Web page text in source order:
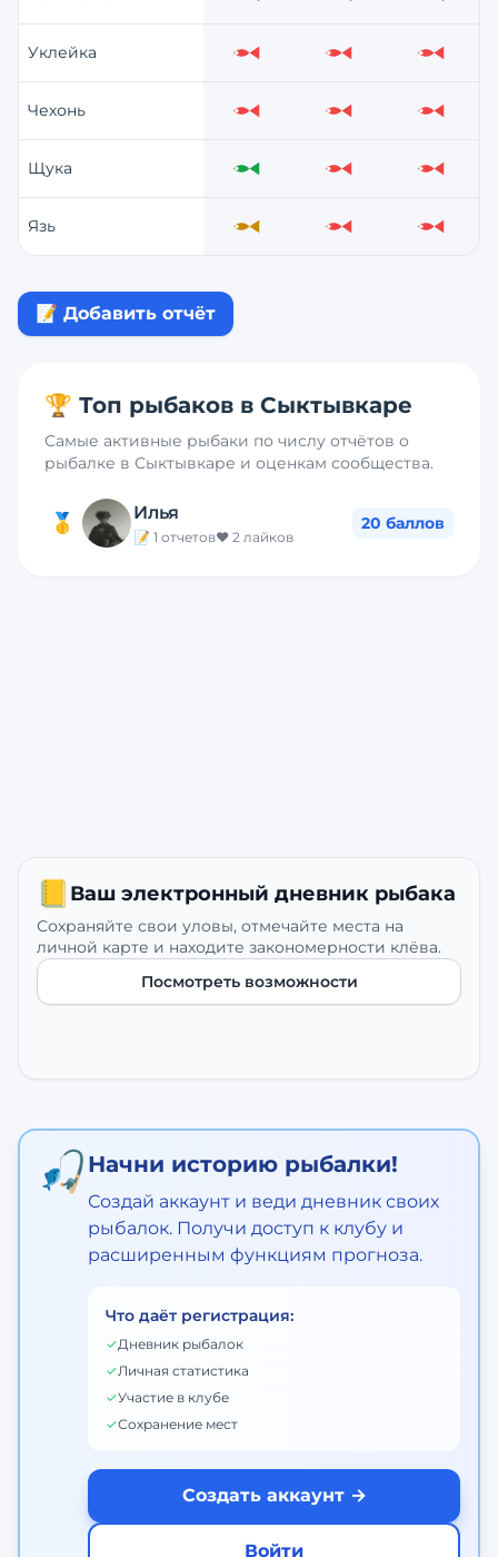
Слабо Слабо Слабо
Уклейка Слабо Слабо Слабо
Чехонь Слабо Слабо Слабо
Щука Отлично Слабо Слабо
Язь Средне Слабо Слабо
📝 Добавить отчёт
🏆 Топ рыбаков в Сыктывкаре
Самые активные рыбаки по числу отчётов о
рыбалке в Сыктывкаре и оценкам сообщества.
🥇 Илья
📝 1 отчетов❤️ 2 лайков
20 баллов
📒 Ваш электронный дневник рыбака
Сохраняйте свои уловы, отмечайте места на
личной карте и находите закономерности клёва.
Посмотреть возможности
🎣 Начни историю рыбалки!
Создай аккаунт и веди дневник своих
рыбалок. Получи доступ к клубу и
расширенным функциям прогноза.
Что даёт регистрация:
✓Дневник рыбалок
✓Личная статистика
✓Участие в клубе
✓Сохранение мест
Создать аккаунт →
Войти